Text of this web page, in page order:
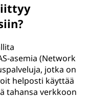
asemia (Network
jotka on
helposti käyttää
tahansa verkkoon